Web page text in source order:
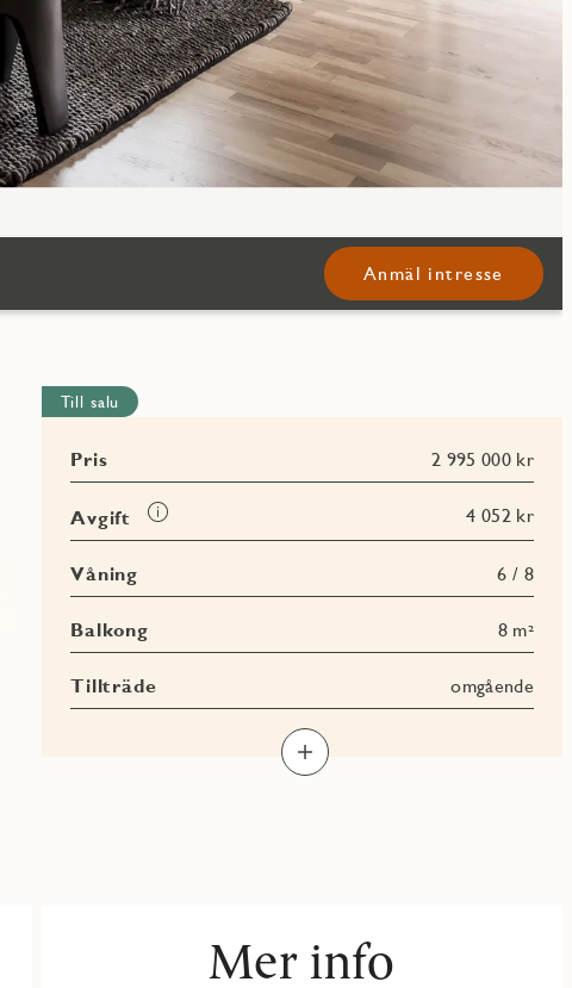
Anmäl intresse
Till salu
Pris 2 995 000 kr
Avgift
Läs
mer
4 052 kr
Våning 6 / 8
Balkong 8 m²
Tillträde omgående
Mer info